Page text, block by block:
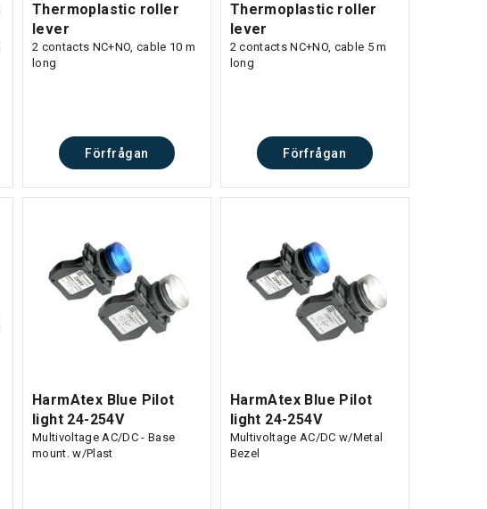
Thermoplastic roller
lever
2 contacts NC+NO, cable 10 m
long
Förfrågan
Thermoplastic roller
lever
2 contacts NC+NO, cable 5 m
long
Förfrågan
HarmAtex Blue Pilot
light 24-254V
Multivoltage AC/DC - Base
mount. w/Plast
HarmAtex Blue Pilot
light 24-254V
Multivoltage AC/DC w/Metal
Bezel